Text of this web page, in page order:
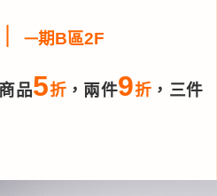
一期B區2F
品5折 ，兩件9折 ，三件